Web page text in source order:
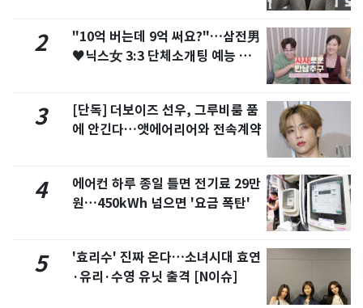
2
"10억 버는데 9억 써요?"…삼전男
♥닉스女 3:3 단체소개팅 예능 화
3
[단독] 더보이즈 선우, 그루비룸 품
에 안긴다…앳에어리어와 전속계약
4
에어컨 하루 종일 틀면 전기료 29만
원…450kWh 넘으면 '요금 폭탄'
5
'효리수' 진짜 온다…소녀시대 효연
·유리·수영 유닛 출격 [N이슈]